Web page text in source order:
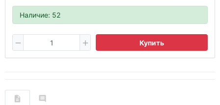
Наличие: 52
Купить